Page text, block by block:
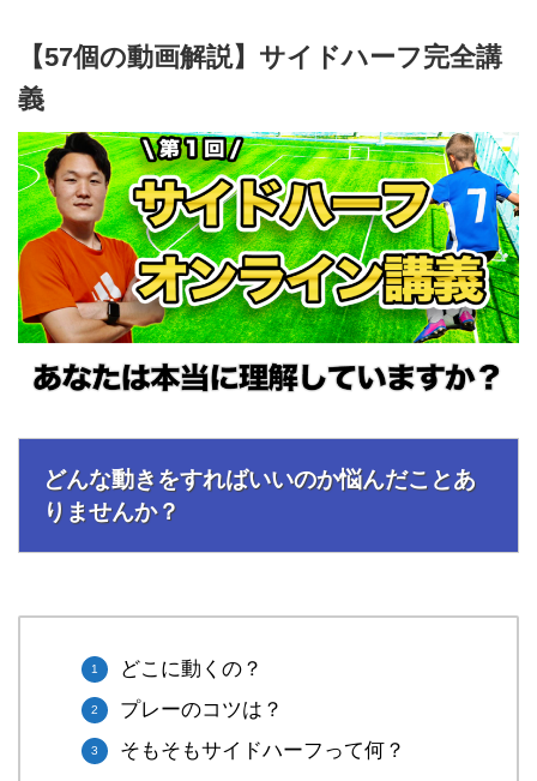
【57個の動画解説】サイドハーフ完全講
義
どんな動きをすればいいのか悩んだことあ
りませんか？
どこに動くの？
プレーのコツは？
そもそもサイドハーフって何？